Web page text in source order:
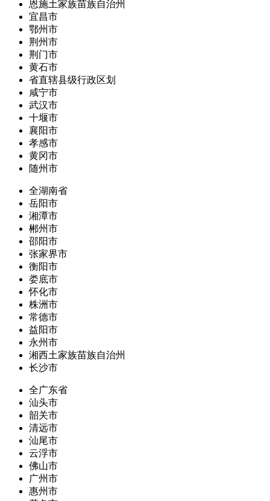
恩施土家族苗族自治州
宜昌市
鄂州市
荆州市
荆门市
黄石市
省直辖县级行政区划
咸宁市
武汉市
十堰市
襄阳市
孝感市
黄冈市
随州市
全湖南省
岳阳市
湘潭市
郴州市
邵阳市
张家界市
衡阳市
娄底市
怀化市
株洲市
常德市
益阳市
永州市
湘西土家族苗族自治州
长沙市
全广东省
汕头市
韶关市
清远市
汕尾市
云浮市
佛山市
广州市
惠州市